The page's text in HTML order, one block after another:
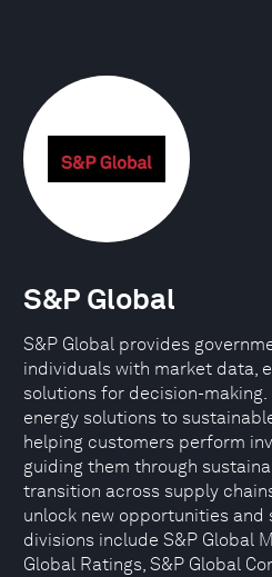
S&P Global
S&P Global provides
individuals with market data,
solutions for decision-
energy solutions to
helping customers perform
guiding them through
transition across supply
unlock new opportunities and
divisions include S&P Global
Global Ratings, S&P Global